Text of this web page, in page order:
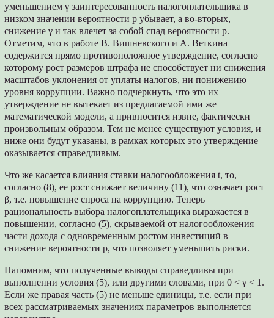
уменьшением γ заинтересованность налогоплательщика в
низком значении вероятности p убывает, а во-вторых,
снижение γ и так влечет за собой спад вероятности p.
Отметим, что в работе В. Вишневского и А. Веткина
содержится прямо противоположное утверждение, согласно
которому рост размеров штрафа не способствует ни снижения
масштабов уклонения от уплаты налогов, ни понижению
уровня коррупции. Важно подчеркнуть, что это их
утверждение не вытекает из предлагаемой ими же
математической модели, а привносится извне, фактически
произвольным образом. Тем не менее существуют условия, и
ниже они будут указаны, в рамках которых это утверждение
оказывается справедливым.
Что же касается влияния ставки налогообложения t, то,
согласно (8), ее рост снижает величину (11), что означает рост
β, т.е. повышение спроса на коррупцию. Теперь
рациональность выбора налогоплательщика выражается в
повышении, согласно (5), скрываемой от налогообложения
части дохода с одновременным ростом инвестиций в
снижение вероятности p, что позволяет уменьшить риски.
Напомним, что полученные выводы справедливы при
выполнении условия (5), или другими словами, при 0 < γ < 1.
Если же правая часть (5) не меньше единицы, т.е. если при
всех рассматриваемых значениях параметров выполняется